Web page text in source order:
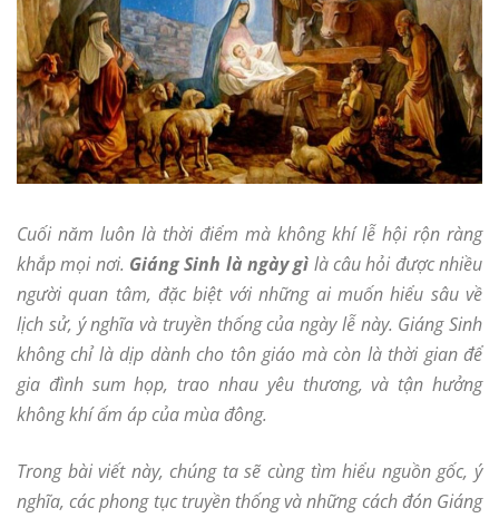
Cuối năm luôn là thời điểm mà không khí lễ hội rộn ràng
khắp mọi nơi. Giáng Sinh là ngày gì là câu hỏi được nhiều
người quan tâm, đặc biệt với những ai muốn hiểu sâu về
lịch sử, ý nghĩa và truyền thống của ngày lễ này. Giáng Sinh
không chỉ là dịp dành cho tôn giáo mà còn là thời gian để
gia đình sum họp, trao nhau yêu thương, và tận hưởng
không khí ấm áp của mùa đông.
Trong bài viết này, chúng ta sẽ cùng tìm hiểu nguồn gốc, ý
nghĩa, các phong tục truyền thống và những cách đón Giáng